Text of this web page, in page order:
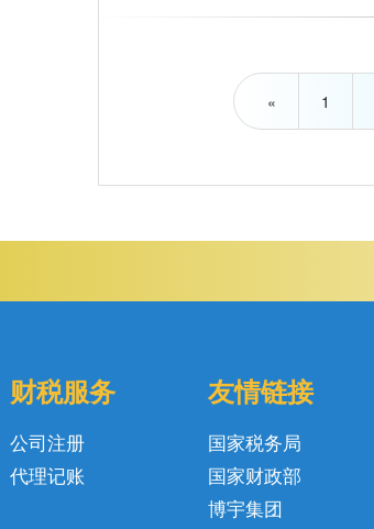
« 1
财税服务
公司注册
代理记账
友情链接
国家税务局
国家财政部
博宇集团